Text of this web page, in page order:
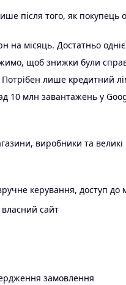
після того, як
на місяць. Достатньо
щоб знижки були
лише кредитний
10 млн завантажень у
виробники та
керування, доступ до
сайт
замовлення